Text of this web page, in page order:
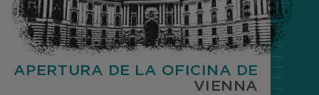
APERTURA DE LA OFICINA DE
VIENNA